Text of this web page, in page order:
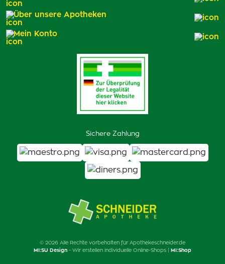
Sichere Zahlung
Über unsere Apotheken
Mein Konto
© 2026 Alle Rechte vorbehalten für Apothekeschneider.de
MI:SU Design - Wir erstellen individuelle Online-Shops | MI:Shop